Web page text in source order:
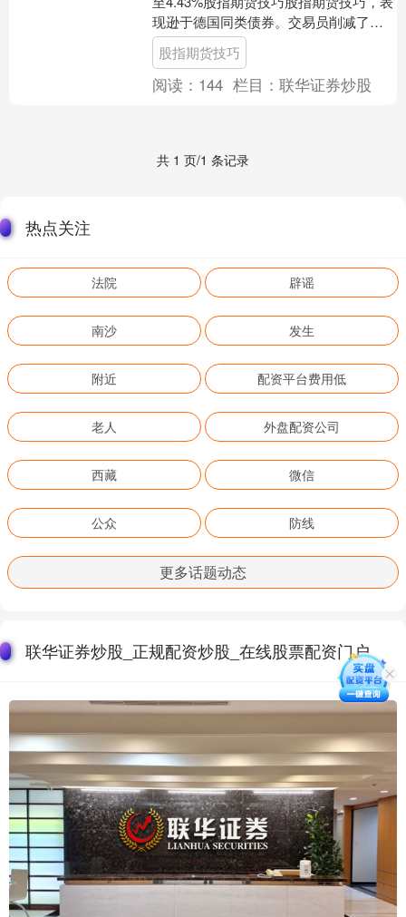
现逊于德国同类债券。交易员削减了对
美联储降息的押注，预计年底前降息幅
度为46个基点....
股指期货技巧
阅读： 144 栏目：联华证券炒股
共 1 页/1 条记录
热点关注
法院 辟谣
南沙 发生
附近 配资平台费用低
老人 外盘配资公司
西藏 微信
公众 防线
更多话题动态
联华证券炒股_正规配资炒股_在线股票配资门户